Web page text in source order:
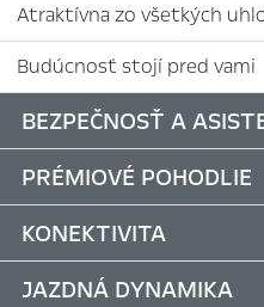
Atraktívna zo všetkých
Budúcnosť stojí pred vami
BEZPEČNOSŤ A
PRÉMIOVÉ POHODLIE
KONEKTIVITA
JAZDNÁ DYNAMIKA